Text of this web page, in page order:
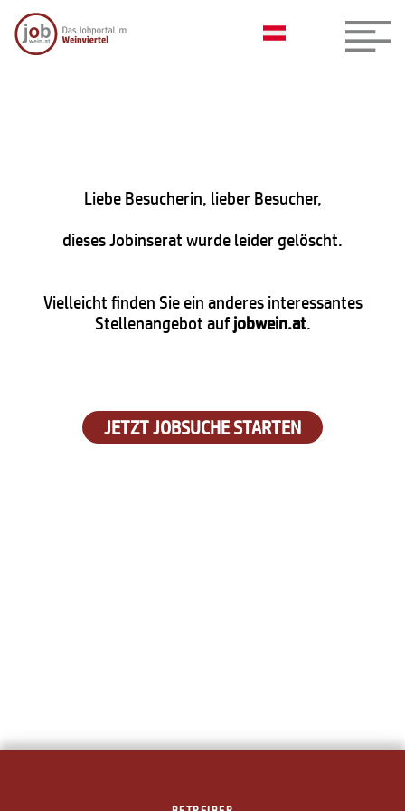
Liebe Besucherin, lieber Besucher,
dieses Jobinserat wurde leider gelöscht.
Vielleicht finden Sie ein anderes interessantes
Stellenangebot aufjobwein.at.
JETZT JOBSUCHE STARTEN